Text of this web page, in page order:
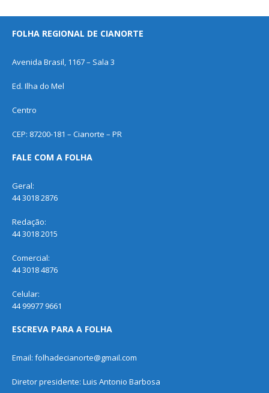
FOLHA REGIONAL DE CIANORTE
Avenida Brasil, 1167 – Sala 3
Ed. Ilha do Mel
Centro
CEP: 87200-181 – Cianorte – PR
FALE COM A FOLHA
Geral:
44 3018 2876
Redação:
44 3018 2015
Comercial:
44 3018 4876
Celular:
44 99977 9661
ESCREVA PARA A FOLHA
Email: folhadecianorte@gmail.com
Diretor presidente: Luis Antonio Barbosa